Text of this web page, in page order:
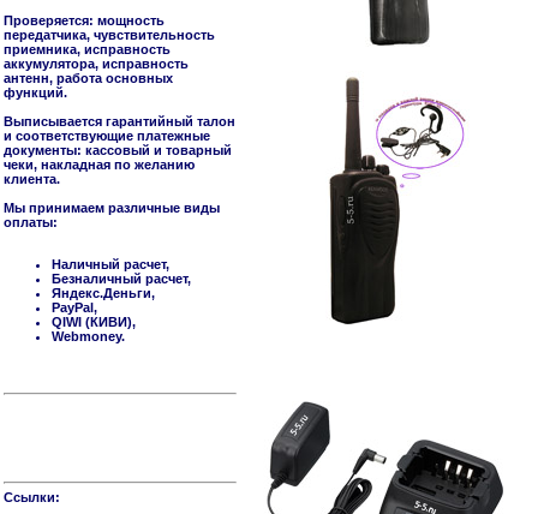
Проверяется: мощность
передатчика, чувствительность
приемника, исправность
аккумулятора, исправность
антенн, работа основных
функций.
Выписывается гарантийный талон
и соответствующие платежные
документы: кассовый и товарный
чеки, накладная по желанию
клиента.
Мы принимаем различные виды
оплаты:
Наличный расчет,
Безналичный расчет,
Яндекс.Деньги,
PayPal,
QIWI (КИВИ),
Webmoney.
Cсылки: